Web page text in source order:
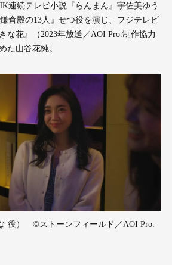
連続テレビ小説『らんまん』宇佐美ゆう
倉殿の13人』せつ役を演じ、フジテレビ
な花』（2023年放送／AOI Pro.制作協力
た山谷花純。
役） ©ストーンフィールド／AOI Pro.